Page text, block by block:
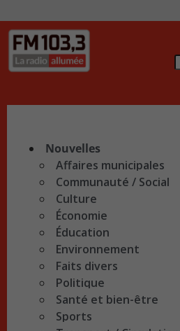
Nouvelles
Affaires municipales
Communauté / Social
Culture
Économie
Éducation
Environnement
Faits divers
Politique
Santé et bien-être
Sports